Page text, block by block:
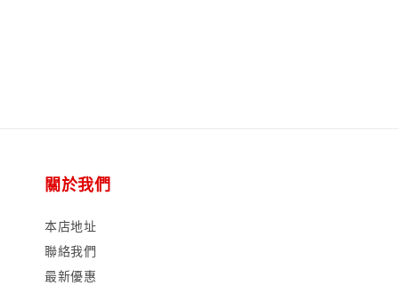
關於我們
本店地址
聯絡我們
最新優惠